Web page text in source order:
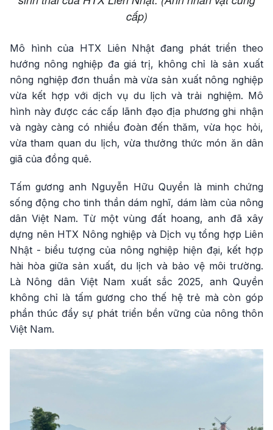
cấp)
Mô hình của HTX Liên Nhật đang phát triển theo
hướng nông nghiệp đa giá trị, không chỉ là sản xuất
nông nghiệp đơn thuần mà vừa sản xuất nông nghiệp
vừa kết hợp với dịch vụ du lịch và trải nghiệm. Mô
hình này được các cấp lãnh đạo địa phương ghi nhận
và ngày càng có nhiều đoàn đến thăm, vừa học hỏi,
vừa tham quan du lịch, vừa thưởng thức món ăn dân
giã của đồng quê.
Tấm gương anh Nguyễn Hữu Quyền là minh chứng
sống động cho tinh thần dám nghĩ, dám làm của nông
dân Việt Nam. Từ một vùng đất hoang, anh đã xây
dựng nên HTX Nông nghiệp và Dịch vụ tổng hợp Liên
Nhật - biểu tượng của nông nghiệp hiện đại, kết hợp
hài hòa giữa sản xuất, du lịch và bảo vệ môi trường.
Là Nông dân Việt Nam xuất sắc 2025, anh Quyền
không chỉ là tấm gương cho thế hệ trẻ mà còn góp
phần thúc đẩy sự phát triển bền vững của nông thôn
Việt Nam.